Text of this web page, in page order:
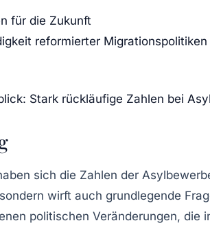
für die Zukunft
reformierter Migrationspolitiken
Stark rückläufige Zahlen bei
sich die Zahlen der
wirft auch grundlegende
politischen Veränderungen, die